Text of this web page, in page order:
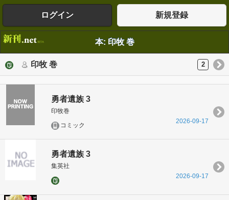
ログイン 新規登録
本: 印牧 巻
印牧 巻 2
勇者遺族 3
印牧巻
コミック
2026-09-17
勇者遺族 3
集英社
2026-09-17